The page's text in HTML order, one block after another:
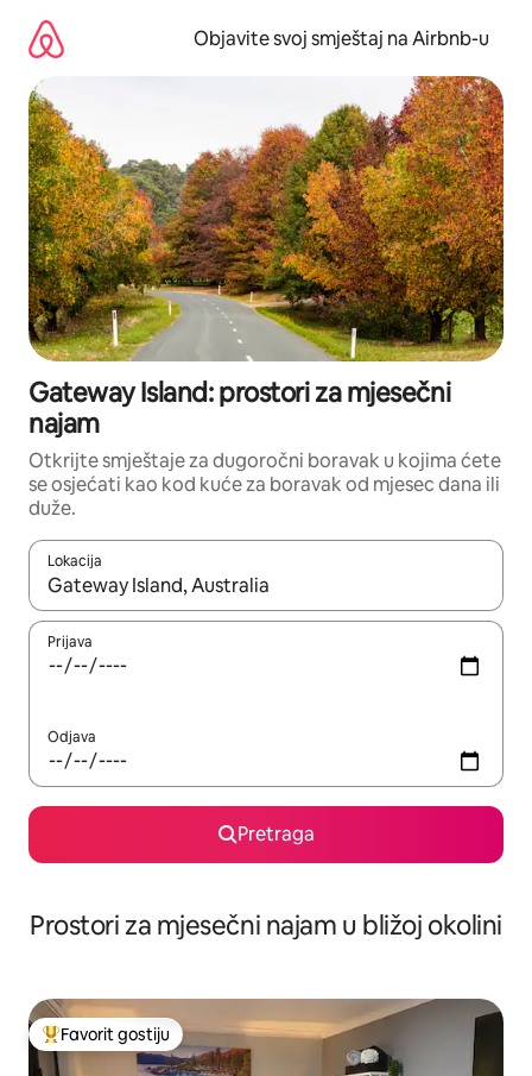
sadržaj
Objavite svoj smještaj na Airbnb-u
Gateway Island: prostori za mjesečni
najam
Otkrijte smještaje za dugoročni boravak u kojima ćete
se osjećati kao kod kuće za boravak od mjesec dana ili
duže.
Lokacija
Kad su rezultati dostupni, možete da se krećete kroz njih
Prijava
Odjava
Pretraga
Prostori za mjesečni najam u bližoj okolini
Glavni favorit gostiju
Favorit gostiju